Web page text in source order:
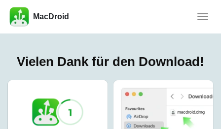
MacDroid
Vielen Dank für den Download!